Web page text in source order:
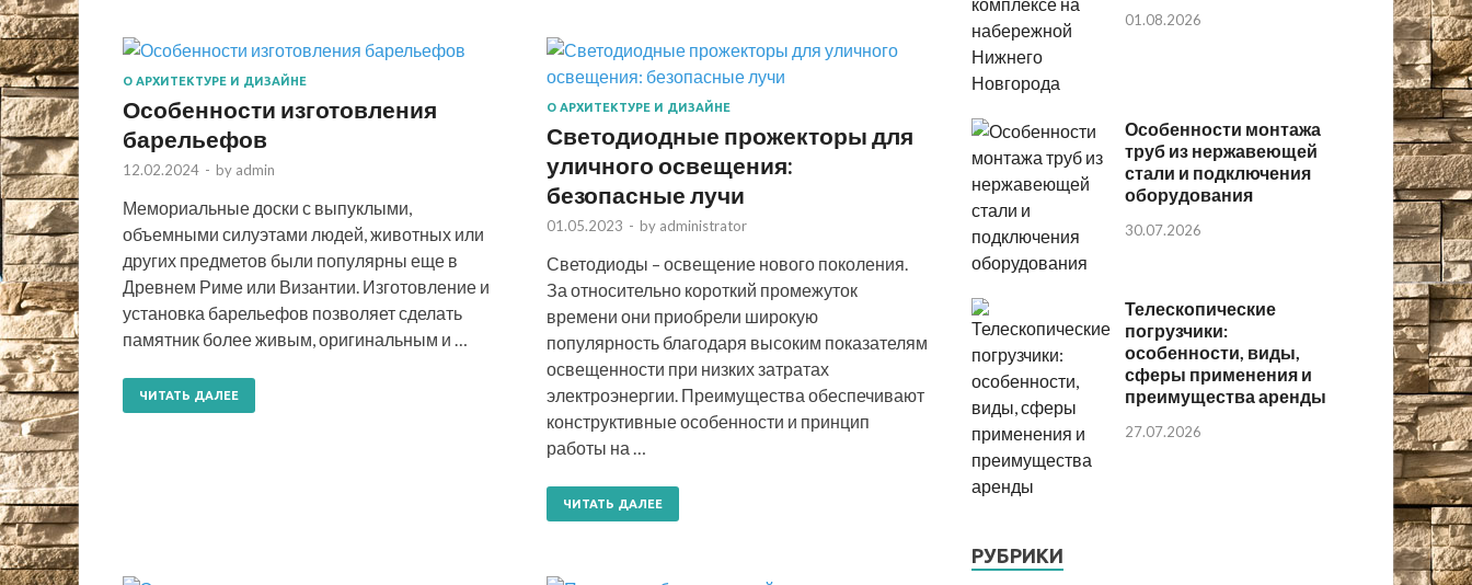
О АРХИТЕКТУРЕ И ДИЗАЙНЕ
Особенности изготовления
барельефов
12.02.2024 - by admin
Мемориальные доски с выпуклыми,
объемными силуэтами людей, животных или
других предметов были популярны еще в
Древнем Риме или Византии. Изготовление и
установка барельефов позволяет сделать
памятник более живым, оригинальным и …
ЧИТАТЬ ДАЛЕЕ
О АРХИТЕКТУРЕ И ДИЗАЙНЕ
Светодиодные прожекторы для
уличного освещения:
безопасные лучи
01.05.2023 - by administrator
Светодиоды – освещение нового поколения.
За относительно короткий промежуток
времени они приобрели широкую
популярность благодаря высоким показателям
освещенности при низких затратах
электроэнергии. Преимущества обеспечивают
конструктивные особенности и принцип
работы на …
ЧИТАТЬ ДАЛЕЕ
01.08.2026
Особенности монтажа
труб из нержавеющей
стали и подключения
оборудования
30.07.2026
Телескопические
погрузчики:
особенности, виды,
сферы применения и
преимущества аренды
27.07.2026
РУБРИКИ